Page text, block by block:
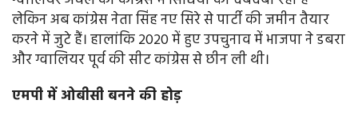
लेकिन अब कांग्रेस नेता सिंह नए सिरे से पार्टी की जमीन तैयार
करने में जुटे हैं। हालांकि 2020 में हुए उपचुनाव में भाजपा ने डबरा
और ग्वालियर पूर्व की सीट कांग्रेस से छीन ली थी।
एमपी में ओबीसी बनने की होड़